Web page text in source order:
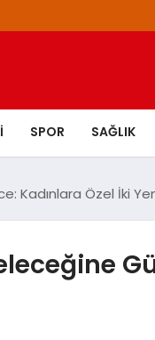
SPOR SAĞLIK
Kadınlara Özel İki